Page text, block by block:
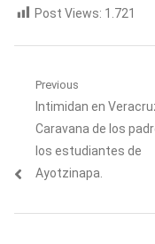
Post Views: 1.721
Navegación
de
entradas
Previous
Previous
post:
Intimidan en
Caravana de los
los estudiantes de
Ayotzinapa.